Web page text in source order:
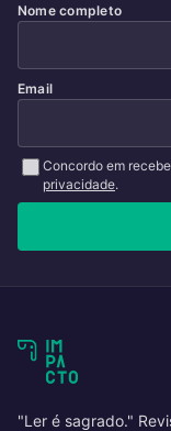
Nome completo
Email
Concordo em
privacidade.
"Ler é sagrado."